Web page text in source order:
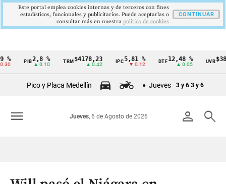
Cintillo
Colombia
PIB 2,8 %
▲ 0.10
TRM $4178,23
▲ 0.42
IPC 5,81 %
▼ 0.12
DTF 12,48 %
▲ 0.05
UVR
▲
Pico y Placa Medellín Jueves 3 y 6 3 y 6
person search
Jueves, 6 de Agosto de 2026
menu
Este portal emplea cookies internas y de terceros con fines
estadísticos, funcionales y publicitarios. Puede aceptarlas o
consultar más en nuestra politica de cookies
CONTINUAR